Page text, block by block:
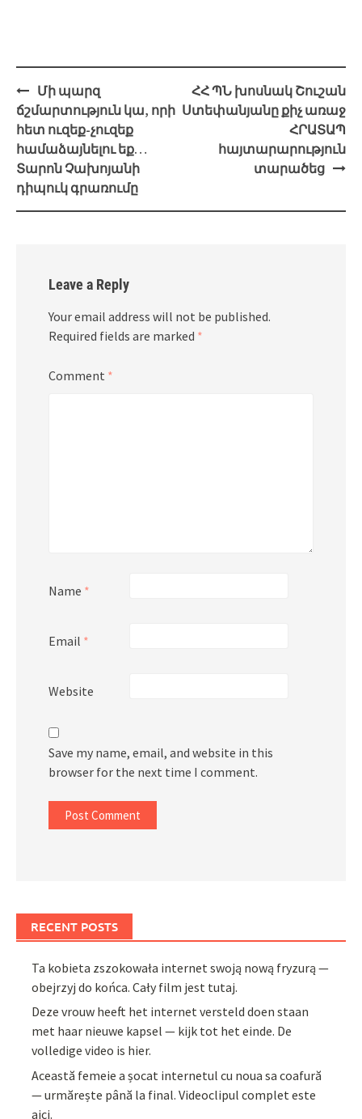
Post
navigation
Մի պարզ
ճշմարտություն կա, որի
հետ ուզեք-չուզեք
համաձայնելու եք…
Տարոն Չախոյանի
դիպուկ գրառումը
ՀՀ ՊՆ խոսնակ Շուշան
Ստեփանյանը քիչ առաջ
ՀՐԱՏԱՊ
հայտարարություն
տարածեց
Leave a Reply
Your email address will not be published.
Required fields are marked *
Comment *
Name *
Email *
Website
Save my name, email, and website in this
browser for the next time I comment.
RECENT POSTS
Ta kobieta zszokowała internet swoją nową fryzurą —
obejrzyj do końca. Cały film jest tutaj.
Deze vrouw heeft het internet versteld doen staan
met haar nieuwe kapsel — kijk tot het einde. De
volledige video is hier.
Această femeie a șocat internetul cu noua sa coafură
— urmărește până la final. Videoclipul complet este
aici.